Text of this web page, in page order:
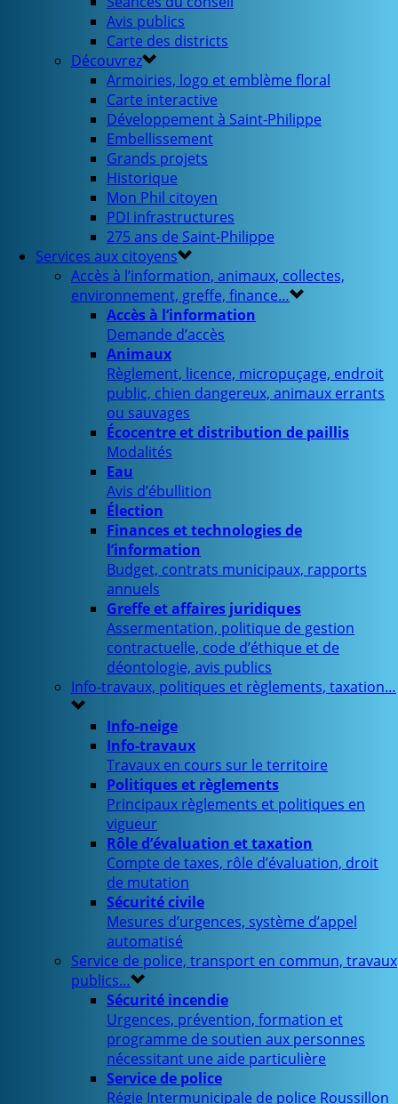
Avis publics
Carte des districts
Découvrez
Armoiries, logo et emblème floral
Carte interactive
Développement à Saint-Philippe
Embellissement
Grands projets
Historique
Mon Phil citoyen
PDI infrastructures
275 ans de Saint-Philippe
Services aux citoyens
Accès à l’information, animaux, collectes,
environnement, greffe, finance…
Accès à l’information
Demande d’accès
Animaux
Règlement, licence, micropuçage, endroit
public, chien dangereux, animaux errants
ou sauvages
Écocentre et distribution de paillis
Modalités
Eau
Avis d’ébullition
Élection
Finances et technologies de
l’information
Budget, contrats municipaux, rapports
annuels
Greffe et affaires juridiques
Assermentation, politique de gestion
contractuelle, code d’éthique et de
déontologie, avis publics
Info-travaux, politiques et règlements, taxation…
Info-neige
Info-travaux
Travaux en cours sur le territoire
Politiques et règlements
Principaux règlements et politiques en
vigueur
Rôle d’évaluation et taxation
Compte de taxes, rôle d’évaluation, droit
de mutation
Sécurité civile
Mesures d’urgences, système d’appel
automatisé
Service de police, transport en commun, travaux
publics…
Sécurité incendie
Urgences, prévention, formation et
programme de soutien aux personnes
nécessitant une aide particulière
Service de police
Régie Intermunicipale de police Roussillon